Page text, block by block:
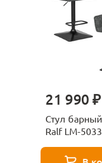
21 990 ₽
Стул
Ralf LM-